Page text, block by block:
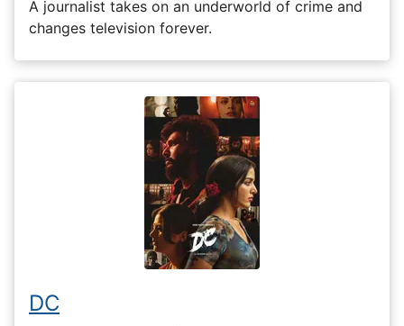
A journalist takes on an underworld of crime and
changes television forever.
DC